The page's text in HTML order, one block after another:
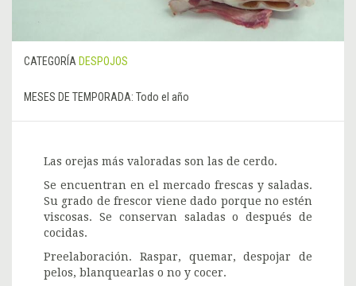
CATEGORÍA DESPOJOS
MESES DE TEMPORADA: Todo el año
Las orejas más valoradas son las de cerdo.
Se encuentran en el mercado frescas y saladas.
Su grado de frescor viene dado porque no estén
viscosas. Se conservan saladas o después de
cocidas.
Preelaboración. Raspar, quemar, despojar de
pelos, blanquearlas o no y cocer.